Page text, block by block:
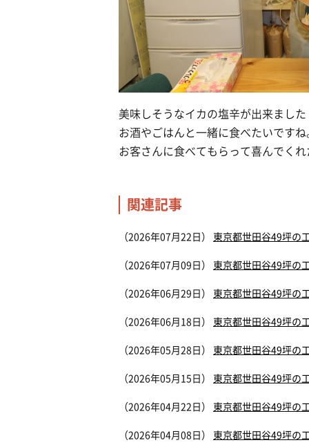
美味しそうなイカの塩辛が出来ました
お酒やごはんと一緒に食べたいですね
お客さんに食べてもらって喜んでく
関連記事
（2026年07月22日） 東京都世田谷49坪の
（2026年07月09日） 東京都世田谷49坪の
（2026年06月29日） 東京都世田谷49坪の
（2026年06月18日） 東京都世田谷49坪の
（2026年05月28日） 東京都世田谷49坪の
（2026年05月15日） 東京都世田谷49坪の
（2026年04月22日） 東京都世田谷49坪の
（2026年04月08日） 東京都世田谷49坪の